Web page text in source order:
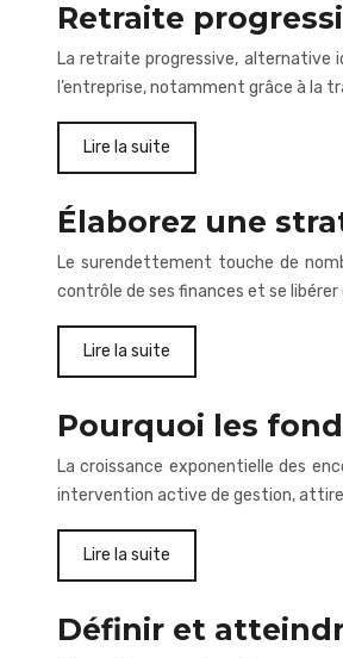
Retraite
La retraite progressive, alternative
l’entreprise, notamment grâce à la
Lire la suite
Élaborez une
Le surendettement touche de
contrôle de ses finances et se
Lire la suite
Pourquoi les
La croissance exponentielle des
intervention active de gestion,
Lire la suite
Définir et